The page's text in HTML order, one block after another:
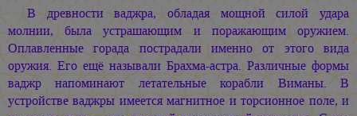
В древности ваджра, обладая мощной силой удара
молнии, была устрашающим и поражающим оружием.
Оплавленные горада пострадали именно от этого вида
оружия. Его ещё называли Брахма-астра. Различные формы
ваджр напоминают летательные корабли Виманы. В
устройстве ваджры имеется магнитное и торсионное поле, и